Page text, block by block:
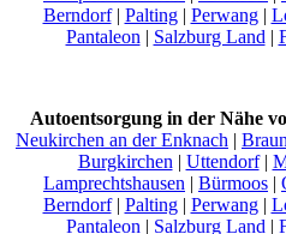
Berndorf| Palting| Perwang|
Pantaleon| Salzburg Land|
Autoentsorgung in der Nähe
Neukirchen an der Enknach |
Burgkirchen| Uttendorf|
Lamprechtshausen | Bürmoos |
Berndorf| Palting| Perwang|
Pantaleon| Salzburg Land|